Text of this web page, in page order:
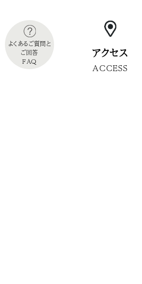
アクセス
ACCESS
よくあるご質問と
ご回答
FAQ